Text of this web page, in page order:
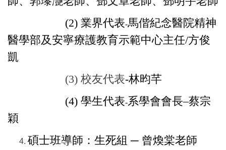
(2) 業界代表-馬偕紀念醫院精神
醫學部及安寧療護教育示範中心主任/方俊
凱
(3) 校友代表-林昀芊
(4) 學生代表-系學會會長–蔡宗
穎
碩士班導師：生死組 ─ 曾煥棠老師